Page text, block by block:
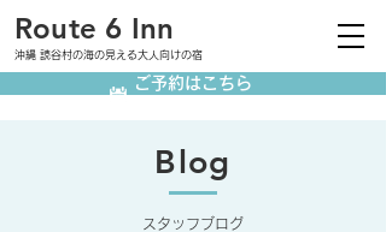
Route 6 Inn
沖縄 読谷村の海の見える大人向けの宿
ご予約はこちら
Blog
スタッフブログ